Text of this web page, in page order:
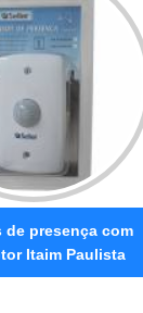
de presença com
Itaim Paulista